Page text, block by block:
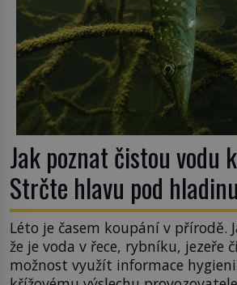
Jak poznat čistou vodu
Strčte hlavu pod
Léto je časem koupání v přírodě.
že je voda v řece, rybníku, jezeře
možnost využít informace